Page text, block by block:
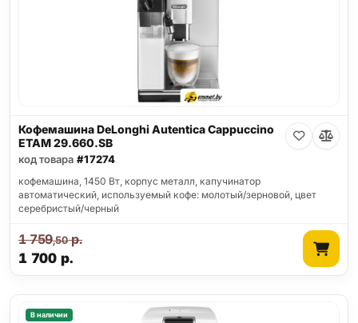
Кофемашина DeLonghi Autentica Cappuccino
ETAM 29.660.SB
код товара #17274
кофемашина, 1450 Вт, корпус металл, капучинатор
автоматический, используемый кофе: молотый/зерновой, цвет
серебристый/черный
1 700 р.
1 759,50р.
В наличии